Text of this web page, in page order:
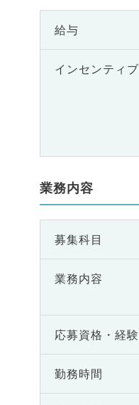
給与
インセンティブ
業務内容
募集科目
業務内容
応募資格・ 経験
勤務時間